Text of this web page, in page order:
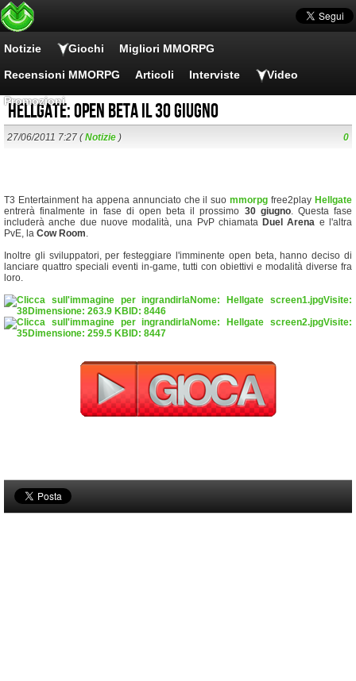
Notizie Giochi Migliori MMORPG
Recensioni MMORPG Articoli Interviste Video
Promozioni
Hellgate: open beta il 30 giugno
27/06/2011 7:27 (Notizie ) 0
T3 Entertainment ha appena annunciato che il suommorpg free2play Hellgate
entrerà finalmente in fase di open beta il prossimo 30 giugno. Questa fase
includerà anche due nuove modalità, una PvP chiamata Duel Arena e l'altra
PvE, la Cow Room.
Inoltre gli sviluppatori, per festeggiare l'imminente open beta, hanno deciso di
lanciare quattro speciali eventi in-game, tutti con obiettivi e modalità diverse fra
loro.